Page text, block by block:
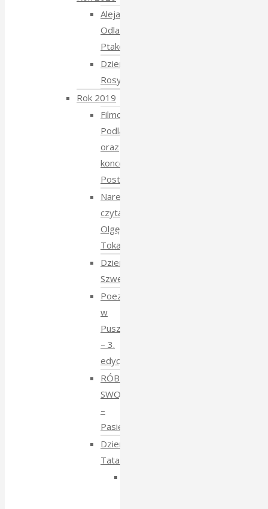
Aleja
Odlatujących
Ptaków
Dzień
Rosyjski
Rok 2019
Filmowe
Podlasie
oraz
koncert
Postmana
Narewka
czyta
Olgę
Tokarczuk
Dzień
Szwedzki
Poezja
w
Puszczy
– 3.
edycja
RÓBMY
SWOJE
–
Pasieki
Dzień
Tatarski